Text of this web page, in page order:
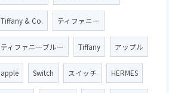
Tiffany & Co. ティファニー
ティファニーブルー Tiffany アップル
apple Switch スイッチ HERMES